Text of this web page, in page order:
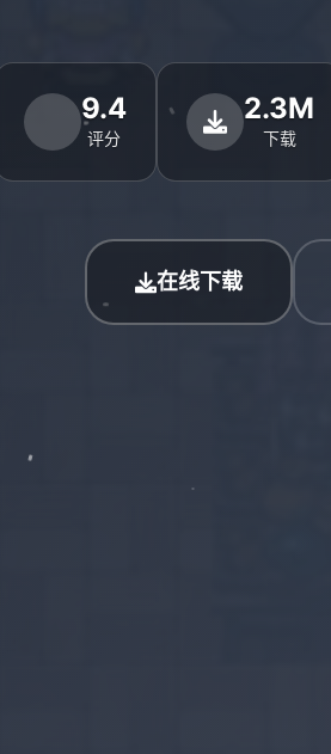
9.4
评分
2.3M
下载
在线下载